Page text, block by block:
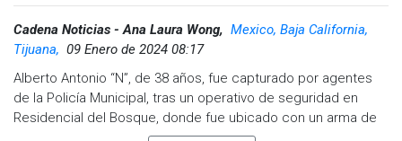
Cadena Noticias - Ana Laura Wong, Mexico, Baja California,
Tijuana, 09 Enero de 2024 08:17
Alberto Antonio “N”, de 38 años, fue capturado por agentes
de la Policía Municipal, tras un operativo de seguridad en
Residencial del Bosque, donde fue ubicado con un arma de